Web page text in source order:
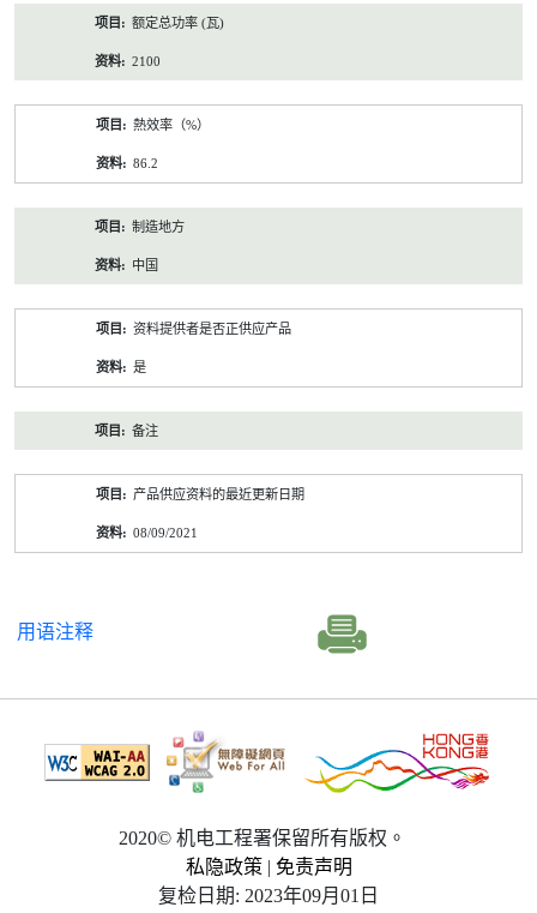
额定总功率 (瓦)
2100
熱效率（%）
86.2
制造地方
中国
资料提供者是否正供应产品
是
备注
产品供应资料的最近更新日期
08/09/2021
用语注释
2020© 机电工程署保留所有版权。
私隐政策 | 免责声明
复检日期: 2023年09月01日